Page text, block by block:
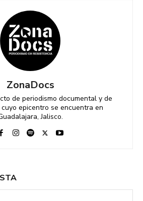
ZonaDocs
de periodismo documental y de
epicentro se encuentra en
Jalisco.